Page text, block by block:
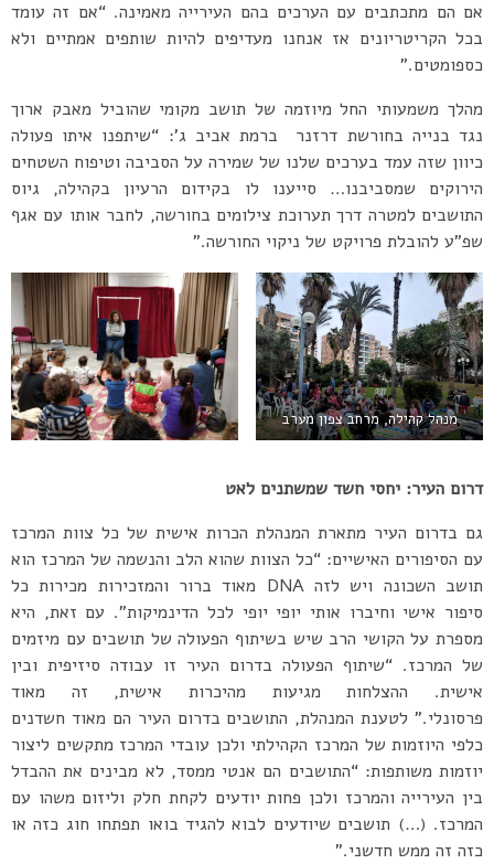
אם הם מתכתבים עם הערכים בהם העירייה מאמינה. “אם זה עומד
בכל הקריטריונים אז אנחנו מעדיפים להיות שותפים אמתיים ולא
כספומטים.”
מהלך משמעותי החל מיוזמה של תושב מקומי שהוביל מאבק ארוך
נגד בנייה בחורשת דרזנר ברמת אביב ג’: “שיתפנו איתו פעולה
כיוון שזה עמד בערכים שלנו של שמירה על הסביבה וטיפוח השטחים
הירוקים שמסביבנו… סייענו לו בקידום הרעיון בקהילה, גיוס
התושבים למטרה דרך תערוכת צילומים בחורשה, לחבר אותו עם אגף
שפ”ע להובלת פרויקט של ניקוי החורשה.”
מנהל קהילה, מרחב צפון מערב
דרום העיר: יחסי חשד שמשתנים לאט
גם בדרום העיר מתארת המנהלת הכרות אישית של כל צוות המרכז
עם הסיפורים האישיים: “כל הצוות שהוא הלב והנשמה של המרכז הוא
תושב השכונה ויש לזה DNA מאוד ברור והמזכירות מכירות כל
סיפור אישי וחיברו אותי יופי יופי לכל הדינמיקות”. עם זאת, היא
מספרת על הקושי הרב שיש בשיתוף הפעולה של תושבים עם מיזמים
של המרכז. “שיתוף הפעולה בדרום העיר זו עבודה סיזיפית ובין
אישית. ההצלחות מגיעות מהיכרות אישית, זה מאוד
פרסונלי.” לטענת המנהלת, התושבים בדרום העיר הם מאוד חשדנים
כלפי היוזמות של המרכז הקהילתי ולכן עובדי המרכז מתקשים ליצור
יוזמות משותפות: “התושבים הם אנטי ממסד, לא מבינים את ההבדל
בין העירייה והמרכז ולכן פחות יודעים לקחת חלק וליזום משהו עם
המרכז. (…) תושבים שיודעים לבוא להגיד בואו תפתחו חוג כזה או
כזה זה ממש חדשני.”